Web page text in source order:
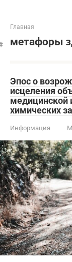
Главная
метафоры
Эпос о
исцеления
медицинской
химических
Информация